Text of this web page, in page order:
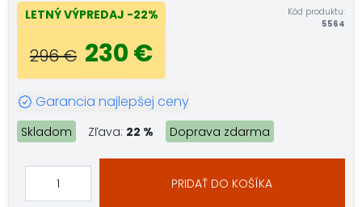
LETNÝ VÝPREDAJ -22%
296 € 230 €
Kód produktu:
5564
Garancia najlepšej ceny
Skladom Zľava: 22 % Doprava zdarma
PRIDAŤ DO KOŠÍKA